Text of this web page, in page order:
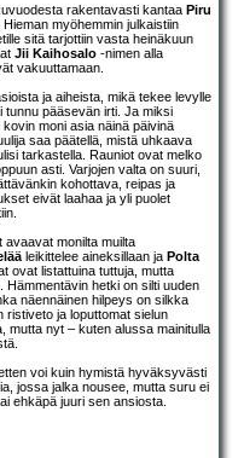
rakentavasti kantaa Piru
myöhemmin julkaistiin
sitä tarjottiin vasta heinäkuun
Jii Kaihosalo -nimen alla
vakuuttamaan.
ja aiheista, mikä tekee levylle
tunnu pääsevän irti. Ja miksi
moni asia näinä päivinä
saa päätellä, mistä uhkaava
tarkastella. Rauniot ovat melko
asti. Varjojen valta on suuri,
kohottava, reipas ja
eivät laahaa ja yli puolet
avaavat monilta muilta
leikittelee aineksillaan ja Polta
ovat listattuina tuttuja, mutta
hetki on silti uuden
näennäinen hilpeys on silkka
ristiveto ja loputtomat sielun
mutta nyt – kuten alussa mainitulla
voi kuin hymistä hyväksyvästi
jossa jalka nousee, mutta suru ei
ehkäpä juuri sen ansiosta.